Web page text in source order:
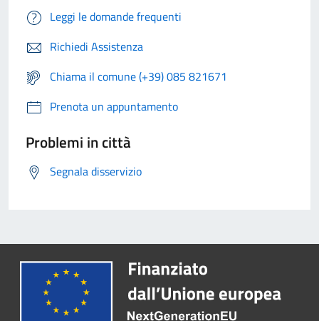
Leggi le domande frequenti
Richiedi Assistenza
Chiama il comune (+39) 085 821671
Prenota un appuntamento
Problemi in città
Segnala disservizio